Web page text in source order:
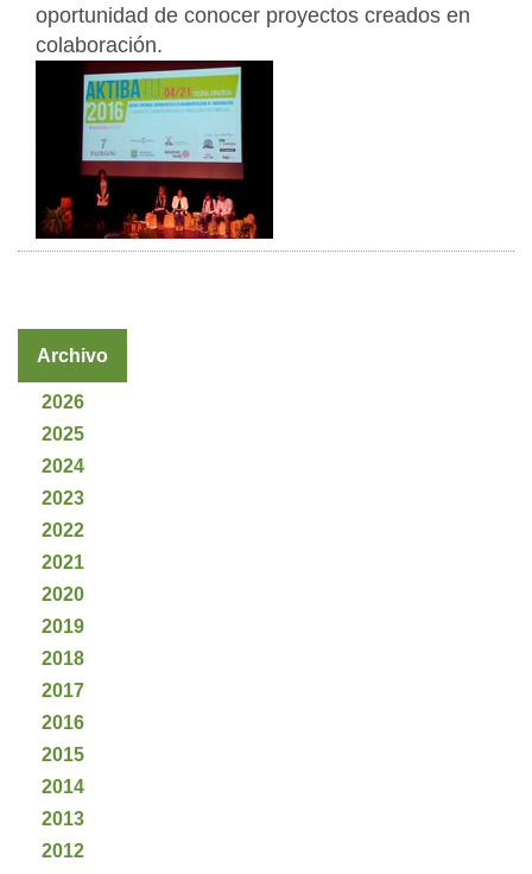
oportunidad de conocer proyectos creados en
colaboración.
Archivo
2026
2025
2024
2023
2022
2021
2020
2019
2018
2017
2016
2015
2014
2013
2012